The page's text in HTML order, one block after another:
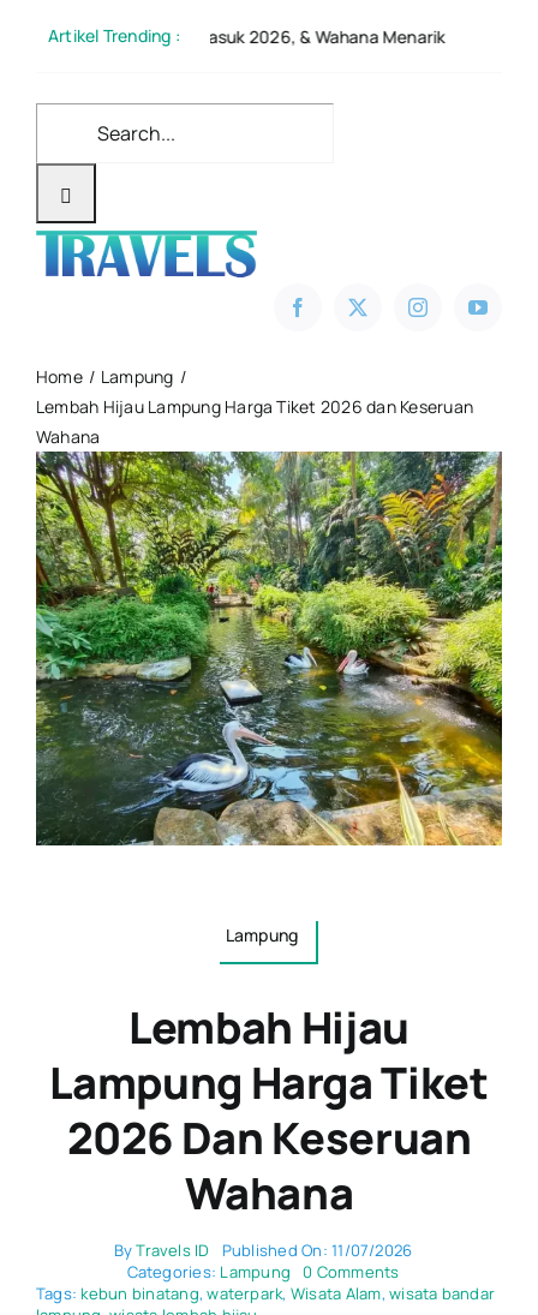
Artikel Trending :
Tiket Masuk 2026, & Wahana Menarik Sembalun vs
Home
Lampung
Lembah Hijau Lampung Harga Tiket 2026 dan Keseruan
Wahana
Lampung
Lembah Hijau
Lampung Harga Tiket
2026 Dan Keseruan
Wahana
ByTravels ID
Published On: 11/07/2026
Categories: Lampung 0 Commentson
Lembah
Tags:kebun binatang,waterpark, Wisata Alam,wisata bandar